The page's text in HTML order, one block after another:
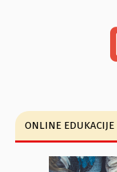
ONLINE EDUKACIJE